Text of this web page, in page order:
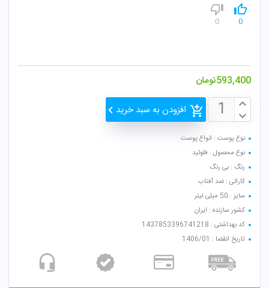
0
0
593,400تومان
افزودن به سبد خرید
نوع پوست : انواع پوست
نوع محصول : فلوئید
رنگ : بی رنگ
کارائی : ضد آفتاب
سایز : 50 میلی لیتر
کشور سازنده : ایران
کد بهداشتی : 1437853396741218
تاریخ انقضا : 1406/01